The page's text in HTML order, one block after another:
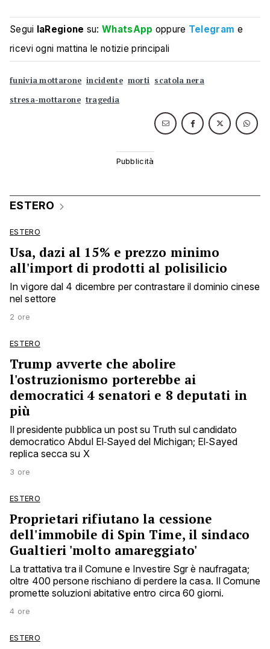
Segui laRegione su:WhatsApp oppure Telegram e
ricevi ogni mattina le notizie principali
funivia mottarone incidente morti scatola nera
stresa-mottarone tragedia
ESTERO
ESTERO
Usa, dazi al 15% e prezzo minimo
all'import di prodotti al polisilicio
In vigore dal 4 dicembre per contrastare il dominio cinese
nel settore
2 ore
ESTERO
Trump avverte che abolire
l'ostruzionismo porterebbe ai
democratici 4 senatori e 8 deputati in
più
Il presidente pubblica un post su Truth sul candidato
democratico Abdul El‑Sayed del Michigan; El‑Sayed
replica secca su X
3 ore
ESTERO
Proprietari rifiutano la cessione
dell'immobile di Spin Time, il sindaco
Gualtieri 'molto amareggiato'
La trattativa tra il Comune e Investire Sgr è naufragata;
oltre 400 persone rischiano di perdere la casa. Il Comune
promette soluzioni abitative entro circa 60 giorni.
4 ore
ESTERO